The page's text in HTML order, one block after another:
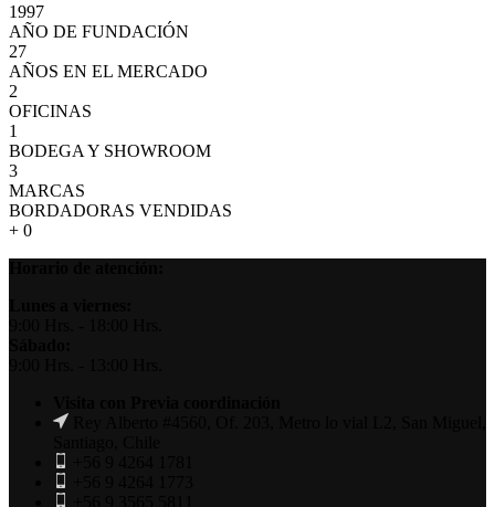
1997
AÑO DE FUNDACIÓN
27
AÑOS EN EL MERCADO
2
OFICINAS
1
BODEGA Y SHOWROOM
3
MARCAS
BORDADORAS VENDIDAS
+ 0